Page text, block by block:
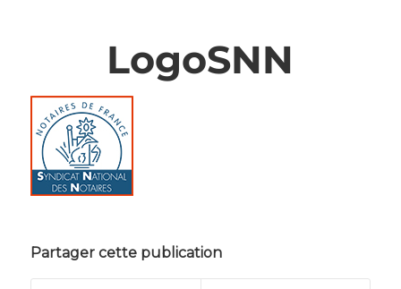
LogoSNN
Partager cette publication